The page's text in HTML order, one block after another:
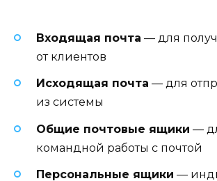
Входящая почта — для
от клиентов
Исходящая почта — для
из системы
Общие почтовые ящики —
командной работы с почтой
Персональные ящики —